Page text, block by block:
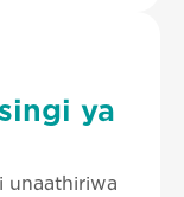
ya
unaathiriwa